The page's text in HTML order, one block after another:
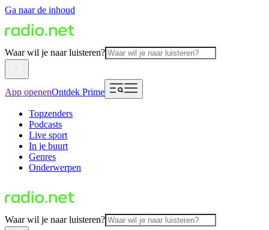
Ga naar de inhoud
Waar wil je naar luisteren?
App openenOntdek Prime
Topzenders
Podcasts
Live sport
In je buurt
Genres
Onderwerpen
Waar wil je naar luisteren?